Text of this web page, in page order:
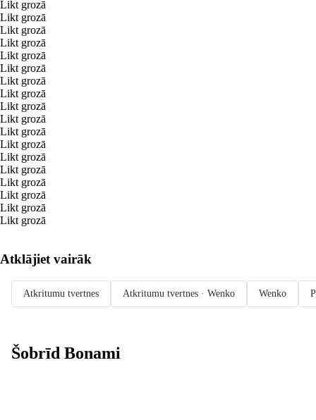
Likt grozā
Likt grozā
Likt grozā
Likt grozā
Likt grozā
Likt grozā
Likt grozā
Likt grozā
Likt grozā
Likt grozā
Likt grozā
Likt grozā
Likt grozā
Likt grozā
Likt grozā
Likt grozā
Likt grozā
Likt grozā
Atklājiet vairāk
Atkritumu tvertnes Atkritumu tvertnes · Wenko Wenko
Šobrīd Bonami